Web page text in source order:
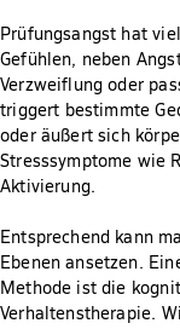
Prüfungsangst hat
Gefühlen, neben
Verzweiflung oder
triggert bestimmte
oder äußert sich
Stresssymptome wie
Aktivierung.
Entsprechend kann
Ebenen ansetzen.
Methode ist die
Verhaltenstherapie.